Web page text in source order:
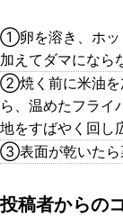
①卵を溶き、ホッ
加えてダマになら
②焼く前に米油を
ら、温めたフライ
地をすばやく回し
③表面が乾いたら
投稿者からの